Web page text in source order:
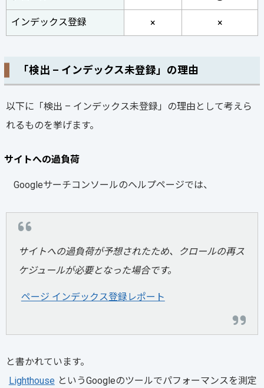
インデックス登録 × ×
「検出 – インデックス未登録」の理由
以下に「検出 – インデックス未登録」の理由として考えら
れるものを挙げます。
サイトへの過負荷
Googleサーチコンソールのヘルプページでは、
サイトへの過負荷が予想されたため、クロールの再ス
ケジュールが必要となった場合です。
ページ インデックス登録レポート
と書かれています。
Lighthouse というGoogleのツールでパフォーマンスを測定